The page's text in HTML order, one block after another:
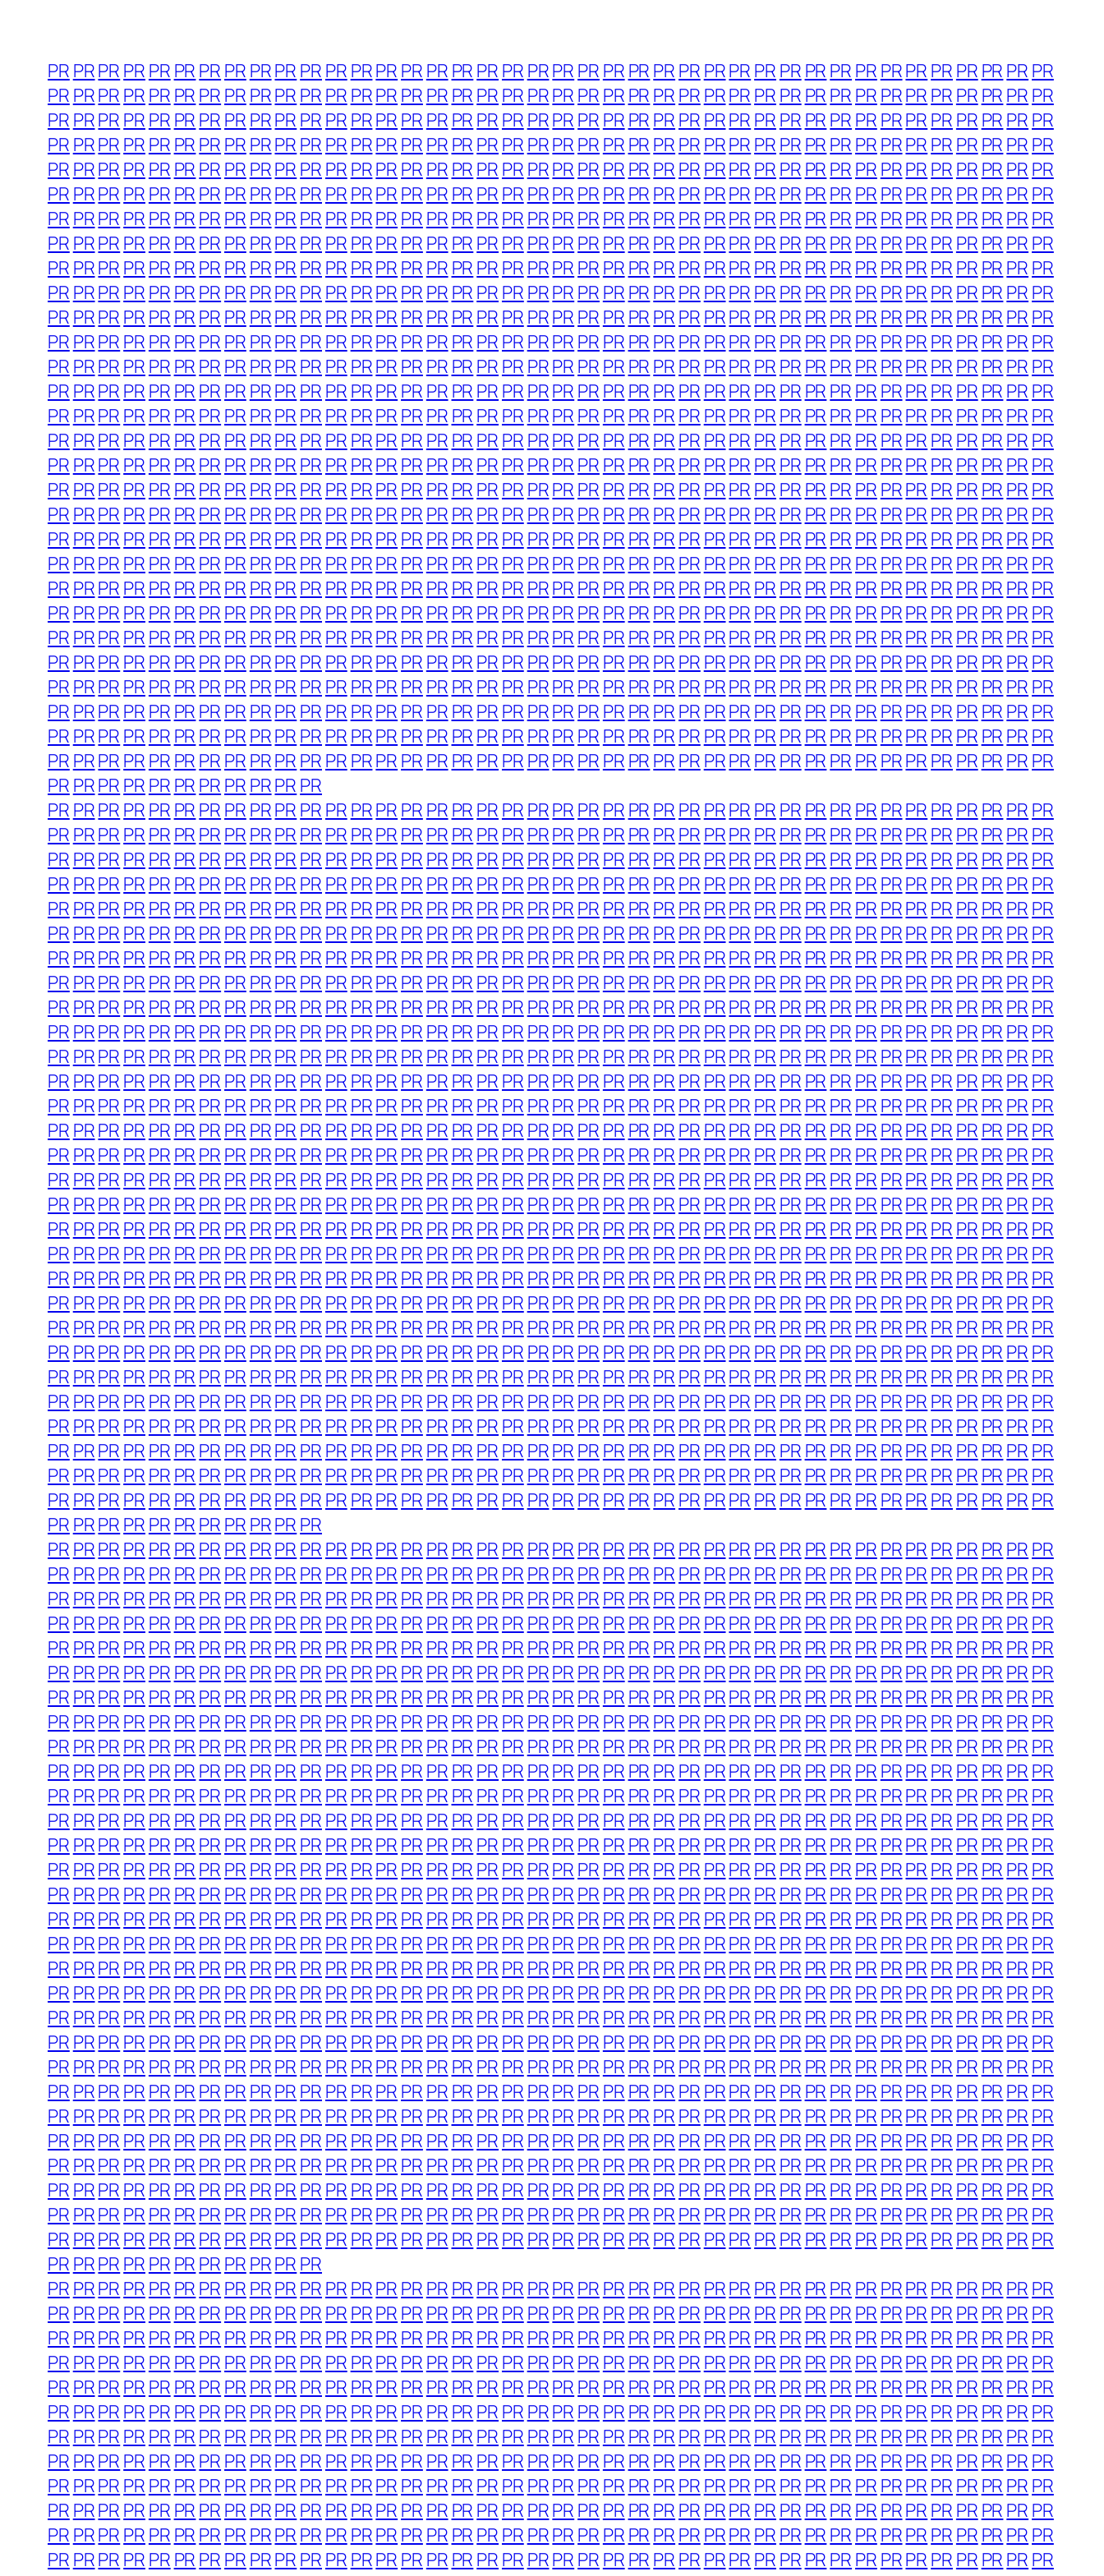
PR PRPR PR PR PR PR PR PRPR PR PR PRPR PR PR PR PR PR PRPR PR PR PR PR PR PRPR PR PR PR PR PR PRPR PR PR PR PR PR
PR PRPR PR PR PR PR PR PRPR PR PR PRPR PR PR PR PR PR PRPR PR PR PR PR PR PRPR PR PR PR PR PR PRPR PR PR PR PR PR
PR PRPR PR PR PR PR PR PRPR PR PR PRPR PR PR PR PR PR PRPR PR PR PR PR PR PRPR PR PR PR PR PR PRPR PR PR PR PR PR
PR PRPR PR PR PR PR PR PRPR PR PR PRPR PR PR PR PR PR PRPR PR PR PR PR PR PRPR PR PR PR PR PR PRPR PR PR PR PR PR
PR PRPR PR PR PR PR PR PRPR PR PR PRPR PR PR PR PR PR PRPR PR PR PR PR PR PRPR PR PR PR PR PR PRPR PR PR PR PR PR
PR PRPR PR PR PR PR PR PRPR PR PR PRPR PR PR PR PR PR PRPR PR PR PR PR PR PRPR PR PR PR PR PR PRPR PR PR PR PR PR
PR PRPR PR PR PR PR PR PRPR PR PR PRPR PR PR PR PR PR PRPR PR PR PR PR PR PRPR PR PR PR PR PR PRPR PR PR PR PR PR
PR PRPR PR PR PR PR PR PRPR PR PR PRPR PR PR PR PR PR PRPR PR PR PR PR PR PRPR PR PR PR PR PR PRPR PR PR PR PR PR
PR PRPR PR PR PR PR PR PRPR PR PR PRPR PR PR PR PR PR PRPR PR PR PR PR PR PRPR PR PR PR PR PR PRPR PR PR PR PR PR
PR PRPR PR PR PR PR PR PRPR PR PR PRPR PR PR PR PR PR PRPR PR PR PR PR PR PRPR PR PR PR PR PR PRPR PR PR PR PR PR
PR PRPR PR PR PR PR PR PRPR PR PR PRPR PR PR PR PR PR PRPR PR PR PR PR PR PRPR PR PR PR PR PR PRPR PR PR PR PR PR
PR PRPR PR PR PR PR PR PRPR PR PR PRPR PR PR PR PR PR PRPR PR PR PR PR PR PRPR PR PR PR PR PR PRPR PR PR PR PR PR
PR PRPR PR PR PR PR PR PRPR PR PR PRPR PR PR PR PR PR PRPR PR PR PR PR PR PRPR PR PR PR PR PR PRPR PR PR PR PR PR
PR PRPR PR PR PR PR PR PRPR PR PR PRPR PR PR PR PR PR PRPR PR PR PR PR PR PRPR PR PR PR PR PR PRPR PR PR PR PR PR
PR PRPR PR PR PR PR PR PRPR PR PR PRPR PR PR PR PR PR PRPR PR PR PR PR PR PRPR PR PR PR PR PR PRPR PR PR PR PR PR
PR PRPR PR PR PR PR PR PRPR PR PR PRPR PR PR PR PR PR PRPR PR PR PR PR PR PRPR PR PR PR PR PR PRPR PR PR PR PR PR
PR PRPR PR PR PR PR PR PRPR PR PR PRPR PR PR PR PR PR PRPR PR PR PR PR PR PRPR PR PR PR PR PR PRPR PR PR PR PR PR
PR PRPR PR PR PR PR PR PRPR PR PR PRPR PR PR PR PR PR PRPR PR PR PR PR PR PRPR PR PR PR PR PR PRPR PR PR PR PR PR
PR PRPR PR PR PR PR PR PRPR PR PR PRPR PR PR PR PR PR PRPR PR PR PR PR PR PRPR PR PR PR PR PR PRPR PR PR PR PR PR
PR PRPR PR PR PR PR PR PRPR PR PR PRPR PR PR PR PR PR PRPR PR PR PR PR PR PRPR PR PR PR PR PR PRPR PR PR PR PR PR
PR PRPR PR PR PR PR PR PRPR PR PR PRPR PR PR PR PR PR PRPR PR PR PR PR PR PRPR PR PR PR PR PR PRPR PR PR PR PR PR
PR PRPR PR PR PR PR PR PRPR PR PR PRPR PR PR PR PR PR PRPR PR PR PR PR PR PRPR PR PR PR PR PR PRPR PR PR PR PR PR
PR PRPR PR PR PR PR PR PRPR PR PR PRPR PR PR PR PR PR PRPR PR PR PR PR PR PRPR PR PR PR PR PR PRPR PR PR PR PR PR
PR PRPR PR PR PR PR PR PRPR PR PR PRPR PR PR PR PR PR PRPR PR PR PR PR PR PRPR PR PR PR PR PR PRPR PR PR PR PR PR
PR PRPR PR PR PR PR PR PRPR PR PR PRPR PR PR PR PR PR PRPR PR PR PR PR PR PRPR PR PR PR PR PR PRPR PR PR PR PR PR
PR PRPR PR PR PR PR PR PRPR PR PR PRPR PR PR PR PR PR PRPR PR PR PR PR PR PRPR PR PR PR PR PR PRPR PR PR PR PR PR
PR PRPR PR PR PR PR PR PRPR PR PR PRPR PR PR PR PR PR PRPR PR PR PR PR PR PRPR PR PR PR PR PR PRPR PR PR PR PR PR
PR PRPR PR PR PR PR PR PRPR PR PR PRPR PR PR PR PR PR PRPR PR PR PR PR PR PRPR PR PR PR PR PR PRPR PR PR PR PR PR
PR PRPR PR PR PR PR PR PRPR PR PR PRPR PR PR PR PR PR PRPR PR PR PR PR PR PRPR PR PR PR PR PR PRPR PR PR PR PR PR
PR PRPR PR PR PR PR PR PRPR PR
PR PRPR PR PR PR PR PR PRPR PR PR PRPR PR PR PR PR PR PRPR PR PR PR PR PR PRPR PR PR PR PR PR PRPR PR PR PR PR PR
PR PRPR PR PR PR PR PR PRPR PR PR PRPR PR PR PR PR PR PRPR PR PR PR PR PR PRPR PR PR PR PR PR PRPR PR PR PR PR PR
PR PRPR PR PR PR PR PR PRPR PR PR PRPR PR PR PR PR PR PRPR PR PR PR PR PR PRPR PR PR PR PR PR PRPR PR PR PR PR PR
PR PRPR PR PR PR PR PR PRPR PR PR PRPR PR PR PR PR PR PRPR PR PR PR PR PR PRPR PR PR PR PR PR PRPR PR PR PR PR PR
PR PRPR PR PR PR PR PR PRPR PR PR PRPR PR PR PR PR PR PRPR PR PR PR PR PR PRPR PR PR PR PR PR PRPR PR PR PR PR PR
PR PRPR PR PR PR PR PR PRPR PR PR PRPR PR PR PR PR PR PRPR PR PR PR PR PR PRPR PR PR PR PR PR PRPR PR PR PR PR PR
PR PRPR PR PR PR PR PR PRPR PR PR PRPR PR PR PR PR PR PRPR PR PR PR PR PR PRPR PR PR PR PR PR PRPR PR PR PR PR PR
PR PRPR PR PR PR PR PR PRPR PR PR PRPR PR PR PR PR PR PRPR PR PR PR PR PR PRPR PR PR PR PR PR PRPR PR PR PR PR PR
PR PRPR PR PR PR PR PR PRPR PR PR PRPR PR PR PR PR PR PRPR PR PR PR PR PR PRPR PR PR PR PR PR PRPR PR PR PR PR PR
PR PRPR PR PR PR PR PR PRPR PR PR PRPR PR PR PR PR PR PRPR PR PR PR PR PR PRPR PR PR PR PR PR PRPR PR PR PR PR PR
PR PRPR PR PR PR PR PR PRPR PR PR PRPR PR PR PR PR PR PRPR PR PR PR PR PR PRPR PR PR PR PR PR PRPR PR PR PR PR PR
PR PRPR PR PR PR PR PR PRPR PR PR PRPR PR PR PR PR PR PRPR PR PR PR PR PR PRPR PR PR PR PR PR PRPR PR PR PR PR PR
PR PRPR PR PR PR PR PR PRPR PR PR PRPR PR PR PR PR PR PRPR PR PR PR PR PR PRPR PR PR PR PR PR PRPR PR PR PR PR PR
PR PRPR PR PR PR PR PR PRPR PR PR PRPR PR PR PR PR PR PRPR PR PR PR PR PR PRPR PR PR PR PR PR PRPR PR PR PR PR PR
PR PRPR PR PR PR PR PR PRPR PR PR PRPR PR PR PR PR PR PRPR PR PR PR PR PR PRPR PR PR PR PR PR PRPR PR PR PR PR PR
PR PRPR PR PR PR PR PR PRPR PR PR PRPR PR PR PR PR PR PRPR PR PR PR PR PR PRPR PR PR PR PR PR PRPR PR PR PR PR PR
PR PRPR PR PR PR PR PR PRPR PR PR PRPR PR PR PR PR PR PRPR PR PR PR PR PR PRPR PR PR PR PR PR PRPR PR PR PR PR PR
PR PRPR PR PR PR PR PR PRPR PR PR PRPR PR PR PR PR PR PRPR PR PR PR PR PR PRPR PR PR PR PR PR PRPR PR PR PR PR PR
PR PRPR PR PR PR PR PR PRPR PR PR PRPR PR PR PR PR PR PRPR PR PR PR PR PR PRPR PR PR PR PR PR PRPR PR PR PR PR PR
PR PRPR PR PR PR PR PR PRPR PR PR PRPR PR PR PR PR PR PRPR PR PR PR PR PR PRPR PR PR PR PR PR PRPR PR PR PR PR PR
PR PRPR PR PR PR PR PR PRPR PR PR PRPR PR PR PR PR PR PRPR PR PR PR PR PR PRPR PR PR PR PR PR PRPR PR PR PR PR PR
PR PRPR PR PR PR PR PR PRPR PR PR PRPR PR PR PR PR PR PRPR PR PR PR PR PR PRPR PR PR PR PR PR PRPR PR PR PR PR PR
PR PRPR PR PR PR PR PR PRPR PR PR PRPR PR PR PR PR PR PRPR PR PR PR PR PR PRPR PR PR PR PR PR PRPR PR PR PR PR PR
PR PRPR PR PR PR PR PR PRPR PR PR PRPR PR PR PR PR PR PRPR PR PR PR PR PR PRPR PR PR PR PR PR PRPR PR PR PR PR PR
PR PRPR PR PR PR PR PR PRPR PR PR PRPR PR PR PR PR PR PRPR PR PR PR PR PR PRPR PR PR PR PR PR PRPR PR PR PR PR PR
PR PRPR PR PR PR PR PR PRPR PR PR PRPR PR PR PR PR PR PRPR PR PR PR PR PR PRPR PR PR PR PR PR PRPR PR PR PR PR PR
PR PRPR PR PR PR PR PR PRPR PR PR PRPR PR PR PR PR PR PRPR PR PR PR PR PR PRPR PR PR PR PR PR PRPR PR PR PR PR PR
PR PRPR PR PR PR PR PR PRPR PR PR PRPR PR PR PR PR PR PRPR PR PR PR PR PR PRPR PR PR PR PR PR PRPR PR PR PR PR PR
PR PRPR PR PR PR PR PR PRPR PR PR PRPR PR PR PR PR PR PRPR PR PR PR PR PR PRPR PR PR PR PR PR PRPR PR PR PR PR PR
PR PRPR PR PR PR PR PR PRPR PR
PR PRPR PR PR PR PR PR PRPR PR PR PRPR PR PR PR PR PR PRPR PR PR PR PR PR PRPR PR PR PR PR PR PRPR PR PR PR PR PR
PR PRPR PR PR PR PR PR PRPR PR PR PRPR PR PR PR PR PR PRPR PR PR PR PR PR PRPR PR PR PR PR PR PRPR PR PR PR PR PR
PR PRPR PR PR PR PR PR PRPR PR PR PRPR PR PR PR PR PR PRPR PR PR PR PR PR PRPR PR PR PR PR PR PRPR PR PR PR PR PR
PR PRPR PR PR PR PR PR PRPR PR PR PRPR PR PR PR PR PR PRPR PR PR PR PR PR PRPR PR PR PR PR PR PRPR PR PR PR PR PR
PR PRPR PR PR PR PR PR PRPR PR PR PRPR PR PR PR PR PR PRPR PR PR PR PR PR PRPR PR PR PR PR PR PRPR PR PR PR PR PR
PR PRPR PR PR PR PR PR PRPR PR PR PRPR PR PR PR PR PR PRPR PR PR PR PR PR PRPR PR PR PR PR PR PRPR PR PR PR PR PR
PR PRPR PR PR PR PR PR PRPR PR PR PRPR PR PR PR PR PR PRPR PR PR PR PR PR PRPR PR PR PR PR PR PRPR PR PR PR PR PR
PR PRPR PR PR PR PR PR PRPR PR PR PRPR PR PR PR PR PR PRPR PR PR PR PR PR PRPR PR PR PR PR PR PRPR PR PR PR PR PR
PR PRPR PR PR PR PR PR PRPR PR PR PRPR PR PR PR PR PR PRPR PR PR PR PR PR PRPR PR PR PR PR PR PRPR PR PR PR PR PR
PR PRPR PR PR PR PR PR PRPR PR PR PRPR PR PR PR PR PR PRPR PR PR PR PR PR PRPR PR PR PR PR PR PRPR PR PR PR PR PR
PR PRPR PR PR PR PR PR PRPR PR PR PRPR PR PR PR PR PR PRPR PR PR PR PR PR PRPR PR PR PR PR PR PRPR PR PR PR PR PR
PR PRPR PR PR PR PR PR PRPR PR PR PRPR PR PR PR PR PR PRPR PR PR PR PR PR PRPR PR PR PR PR PR PRPR PR PR PR PR PR
PR PRPR PR PR PR PR PR PRPR PR PR PRPR PR PR PR PR PR PRPR PR PR PR PR PR PRPR PR PR PR PR PR PRPR PR PR PR PR PR
PR PRPR PR PR PR PR PR PRPR PR PR PRPR PR PR PR PR PR PRPR PR PR PR PR PR PRPR PR PR PR PR PR PRPR PR PR PR PR PR
PR PRPR PR PR PR PR PR PRPR PR PR PRPR PR PR PR PR PR PRPR PR PR PR PR PR PRPR PR PR PR PR PR PRPR PR PR PR PR PR
PR PRPR PR PR PR PR PR PRPR PR PR PRPR PR PR PR PR PR PRPR PR PR PR PR PR PRPR PR PR PR PR PR PRPR PR PR PR PR PR
PR PRPR PR PR PR PR PR PRPR PR PR PRPR PR PR PR PR PR PRPR PR PR PR PR PR PRPR PR PR PR PR PR PRPR PR PR PR PR PR
PR PRPR PR PR PR PR PR PRPR PR PR PRPR PR PR PR PR PR PRPR PR PR PR PR PR PRPR PR PR PR PR PR PRPR PR PR PR PR PR
PR PRPR PR PR PR PR PR PRPR PR PR PRPR PR PR PR PR PR PRPR PR PR PR PR PR PRPR PR PR PR PR PR PRPR PR PR PR PR PR
PR PRPR PR PR PR PR PR PRPR PR PR PRPR PR PR PR PR PR PRPR PR PR PR PR PR PRPR PR PR PR PR PR PRPR PR PR PR PR PR
PR PRPR PR PR PR PR PR PRPR PR PR PRPR PR PR PR PR PR PRPR PR PR PR PR PR PRPR PR PR PR PR PR PRPR PR PR PR PR PR
PR PRPR PR PR PR PR PR PRPR PR PR PRPR PR PR PR PR PR PRPR PR PR PR PR PR PRPR PR PR PR PR PR PRPR PR PR PR PR PR
PR PRPR PR PR PR PR PR PRPR PR PR PRPR PR PR PR PR PR PRPR PR PR PR PR PR PRPR PR PR PR PR PR PRPR PR PR PR PR PR
PR PRPR PR PR PR PR PR PRPR PR PR PRPR PR PR PR PR PR PRPR PR PR PR PR PR PRPR PR PR PR PR PR PRPR PR PR PR PR PR
PR PRPR PR PR PR PR PR PRPR PR PR PRPR PR PR PR PR PR PRPR PR PR PR PR PR PRPR PR PR PR PR PR PRPR PR PR PR PR PR
PR PRPR PR PR PR PR PR PRPR PR PR PRPR PR PR PR PR PR PRPR PR PR PR PR PR PRPR PR PR PR PR PR PRPR PR PR PR PR PR
PR PRPR PR PR PR PR PR PRPR PR PR PRPR PR PR PR PR PR PRPR PR PR PR PR PR PRPR PR PR PR PR PR PRPR PR PR PR PR PR
PR PRPR PR PR PR PR PR PRPR PR PR PRPR PR PR PR PR PR PRPR PR PR PR PR PR PRPR PR PR PR PR PR PRPR PR PR PR PR PR
PR PRPR PR PR PR PR PR PRPR PR PR PRPR PR PR PR PR PR PRPR PR PR PR PR PR PRPR PR PR PR PR PR PRPR PR PR PR PR PR
PR PRPR PR PR PR PR PR PRPR PR
PR PRPR PR PR PR PR PR PRPR PR PR PRPR PR PR PR PR PR PRPR PR PR PR PR PR PRPR PR PR PR PR PR PRPR PR PR PR PR PR
PR PRPR PR PR PR PR PR PRPR PR PR PRPR PR PR PR PR PR PRPR PR PR PR PR PR PRPR PR PR PR PR PR PRPR PR PR PR PR PR
PR PRPR PR PR PR PR PR PRPR PR PR PRPR PR PR PR PR PR PRPR PR PR PR PR PR PRPR PR PR PR PR PR PRPR PR PR PR PR PR
PR PRPR PR PR PR PR PR PRPR PR PR PRPR PR PR PR PR PR PRPR PR PR PR PR PR PRPR PR PR PR PR PR PRPR PR PR PR PR PR
PR PRPR PR PR PR PR PR PRPR PR PR PRPR PR PR PR PR PR PRPR PR PR PR PR PR PRPR PR PR PR PR PR PRPR PR PR PR PR PR
PR PRPR PR PR PR PR PR PRPR PR PR PRPR PR PR PR PR PR PRPR PR PR PR PR PR PRPR PR PR PR PR PR PRPR PR PR PR PR PR
PR PRPR PR PR PR PR PR PRPR PR PR PRPR PR PR PR PR PR PRPR PR PR PR PR PR PRPR PR PR PR PR PR PRPR PR PR PR PR PR
PR PRPR PR PR PR PR PR PRPR PR PR PRPR PR PR PR PR PR PRPR PR PR PR PR PR PRPR PR PR PR PR PR PRPR PR PR PR PR PR
PR PRPR PR PR PR PR PR PRPR PR PR PRPR PR PR PR PR PR PRPR PR PR PR PR PR PRPR PR PR PR PR PR PRPR PR PR PR PR PR
PR PRPR PR PR PR PR PR PRPR PR PR PRPR PR PR PR PR PR PRPR PR PR PR PR PR PRPR PR PR PR PR PR PRPR PR PR PR PR PR
PR PRPR PR PR PR PR PR PRPR PR PR PRPR PR PR PR PR PR PRPR PR PR PR PR PR PRPR PR PR PR PR PR PRPR PR PR PR PR PR
PR PRPR PR PR PR PR PR PRPR PR PR PRPR PR PR PR PR PR PRPR PR PR PR PR PR PRPR PR PR PR PR PR PRPR PR PR PR PR PR